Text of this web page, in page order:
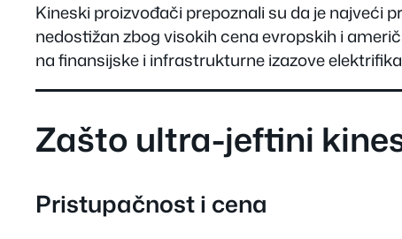
Kineski proizvođači prepoznali su da je najveći
nedostižan zbog visokih cena evropskih i
na finansijske i infrastrukturne izazove
Zašto ultra-jeftini
Pristupačnost i cena